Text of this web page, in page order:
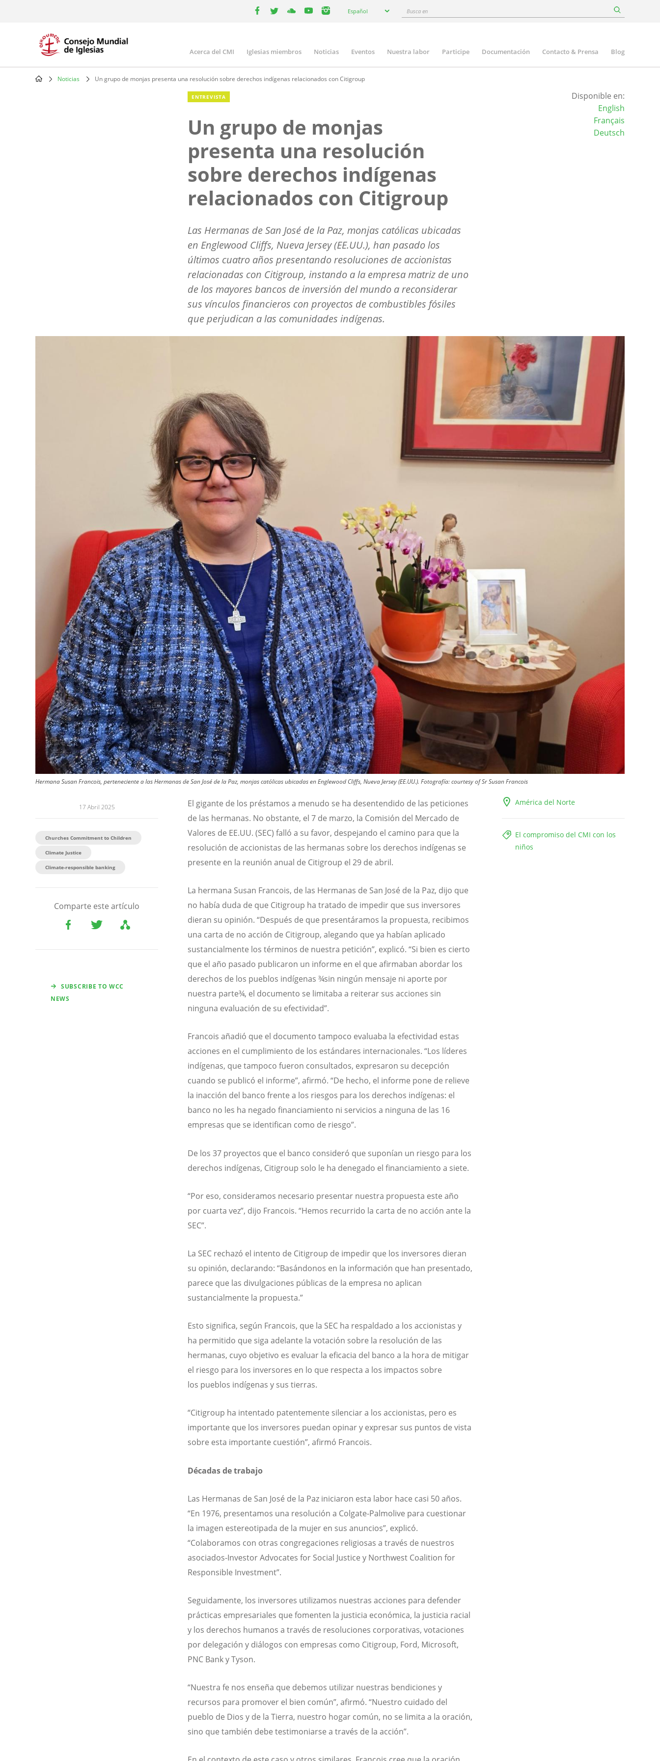
your
Español
Busca
Main
navigation
Acerca del CMI Iglesias miembros Noticias Eventos Nuestra labor Participe Documentación Contacto & Prensa Blog
Noticias Un grupo de monjas presenta una resolución sobre derechos indígenas relacionados con Citigroup
ENTREVISTA
Un grupo de monjas
presenta una resolución
sobre derechos indígenas
relacionados con Citigroup
Las Hermanas de San José de la Paz, monjas católicas ubicadas
en Englewood Cliffs, Nueva Jersey (EE.UU.), han pasado los
últimos cuatro años presentando resoluciones de accionistas
relacionadas con Citigroup, instando a la empresa matriz de uno
de los mayores bancos de inversión del mundo a reconsiderar
sus vínculos financieros con proyectos de combustibles fósiles
que perjudican a las comunidades indígenas.
Disponible en:
English
Français
Deutsch
Hermana Susan Francois, perteneciente a las Hermanas de San José de la Paz, monjas católicas ubicadas en Englewood Cliffs, Nueva Jersey (EE.UU.). Fotografía:courtesy of Sr Susan Francois
17 Abril 2025
Churches Commitment to Children
Climate Justice
Climate-responsible banking
Comparte este artículo
SUBSCRIBE TO WCC
NEWS
América del Norte
El compromiso del CMI con los
niños
El gigante de los préstamos a menudo se ha desentendido de las peticiones
de las hermanas. No obstante, el 7 de marzo, la Comisión del Mercado de
Valores de EE.UU. (SEC) falló a su favor, despejando el camino para que la
resolución de accionistas de las hermanas sobre los derechos indígenas se
presente en la reunión anual de Citigroup el 29 de abril.
La hermana Susan Francois, de las Hermanas de San José de la Paz, dijo que
no había duda de que Citigroup ha tratado de impedir que sus inversores
dieran su opinión. “Después de que presentáramos la propuesta, recibimos
una carta de no acción de Citigroup, alegando que ya habían aplicado
sustancialmente los términos de nuestra petición”, explicó. “Si bien es cierto
que el año pasado publicaron un informe en el que afirmaban abordar los
derechos de los pueblos indígenas ¾sin ningún mensaje ni aporte por
nuestra parte¾, el documento se limitaba a reiterar sus acciones sin
ninguna evaluación de su efectividad”.
Francois añadió que el documento tampoco evaluaba la efectividad estas
acciones en el cumplimiento de los estándares internacionales. “Los líderes
indígenas, que tampoco fueron consultados, expresaron su decepción
cuando se publicó el informe”, afirmó. “De hecho, el informe pone de relieve
la inacción del banco frente a los riesgos para los derechos indígenas: el
banco no les ha negado financiamiento ni servicios a ninguna de las 16
empresas que se identifican como de riesgo”.
De los 37 proyectos que el banco consideró que suponían un riesgo para los
derechos indígenas, Citigroup solo le ha denegado el financiamiento a siete.
“Por eso, consideramos necesario presentar nuestra propuesta este año
por cuarta vez”, dijo Francois. “Hemos recurrido la carta de no acción ante la
SEC”.
La SEC rechazó el intento de Citigroup de impedir que los inversores dieran
su opinión, declarando: “Basándonos en la información que han presentado,
parece que las divulgaciones públicas de la empresa no aplican
sustancialmente la propuesta.”
Esto significa, según Francois, que la SEC ha respaldado a los accionistas y
ha permitido que siga adelante la votación sobre la resolución de las
hermanas, cuyo objetivo es evaluar la eficacia del banco a la hora de mitigar
el riesgo para los inversores en lo que respecta a los impactos sobre
los pueblos indígenas y sus tierras.
“Citigroup ha intentado patentemente silenciar a los accionistas, pero es
importante que los inversores puedan opinar y expresar sus puntos de vista
sobre esta importante cuestión”, afirmó Francois.
Décadas de trabajo
Las Hermanas de San José de la Paz iniciaron esta labor hace casi 50 años.
“En 1976, presentamos una resolución a Colgate-Palmolive para cuestionar
la imagen estereotipada de la mujer en sus anuncios”, explicó.
“Colaboramos con otras congregaciones religiosas a través de nuestros
asociados-Investor Advocates for Social Justice y Northwest Coalition for
Responsible Investment”.
Seguidamente, los inversores utilizamos nuestras acciones para defender
prácticas empresariales que fomenten la justicia económica, la justicia racial
y los derechos humanos a través de resoluciones corporativas, votaciones
por delegación y diálogos con empresas como Citigroup, Ford, Microsoft,
PNC Bank y Tyson.
“Nuestra fe nos enseña que debemos utilizar nuestras bendiciones y
recursos para promover el bien común”, afirmó. “Nuestro cuidado del
pueblo de Dios y de la Tierra, nuestro hogar común, no se limita a la oración,
sino que también debe testimoniarse a través de la acción”.